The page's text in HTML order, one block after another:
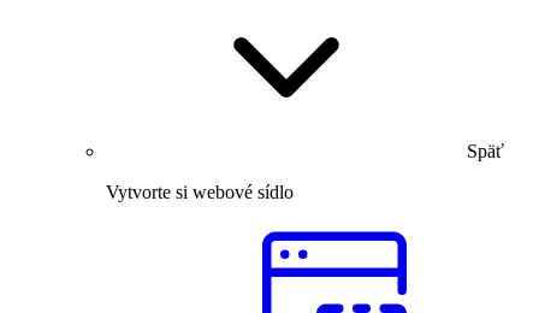
Späť
Vytvorte si webové sídlo